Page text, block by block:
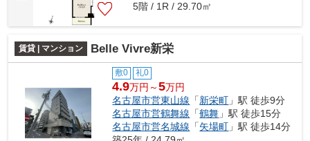
5階 / 1R / 29.70㎡
賃貸 | マンション Belle Vivre新栄
敷0 礼0
4.9万円～5万円
名古屋市営東山線 「新栄町 」駅 徒歩9分
名古屋市営鶴舞線 「鶴舞 」駅 徒歩15分
名古屋市営名城線 「矢場町 」駅 徒歩14分